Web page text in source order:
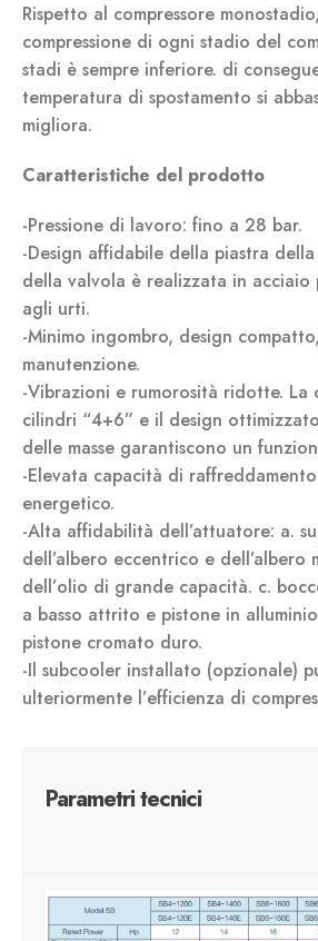
Rispetto al compressore
compressione di ogni stadio del
stadi è sempre inferiore. di
temperatura di spostamento si
migliora.
Caratteristiche del prodotto
-Pressione di lavoro: fino a 28 bar.
-Design affidabile della piastra
della valvola è realizzata in acciaio
agli urti.
-Minimo ingombro, design
manutenzione.
-Vibrazioni e rumorosità ridotte. La
cilindri “4+6” e il design
delle masse garantiscono un
-Elevata capacità di
energetico.
-Alta affidabilità dell’attuatore: a.
dell’albero eccentrico e dell’albero
dell’olio di grande capacità. c.
a basso attrito e pistone in
pistone cromato duro.
-Il subcooler installato (opzionale)
ulteriormente l’efficienza di
Parametri tecnici